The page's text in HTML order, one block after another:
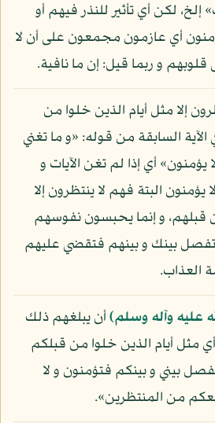
إلخ، لكن أي تأثير للنذر فيهم أو
أي عازمون مجمعون على أن لا
قلوبهم و ربما قيل: إن ما نافية.
إلا مثل أيام الذين خلوا من
السابقة من قوله: «و ما تغني
يؤمنون» أي إذا لم تغن الآيات و
البتة فهم لا ينتظرون إلا
قبلهم، و إنما يحبسون نفوسهم
تفصل بينك و بينهم فتقضي عليهم
العذاب.
عليه وآله وسلم)أن يبلغهم ذلك
مثل أيام الذين خلوا من قبلكم
بيني و بينكم فتؤمنون و لا
من المنتظرين».